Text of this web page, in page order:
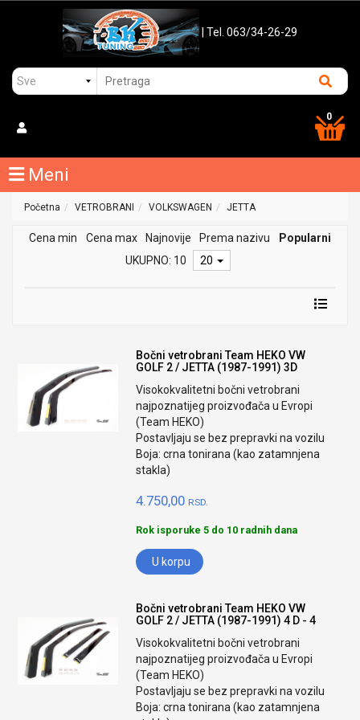
| Tel. 063/34-26-29
0
Meni
Početna VETROBRANI VOLKSWAGEN JETTA
Cena min Cena max Najnovije Prema nazivu
Popularni
UKUPNO: 10
20
Bočni vetrobrani Team HEKO VW
GOLF 2 / JETTA (1987-1991) 3D
Visokokvalitetni bočni vetrobrani
najpoznatijeg proizvođača u Evropi
(Team HEKO)
Postavljaju se bez prepravki na vozilu
Boja: crna tonirana (kao zatamnjena
stakla)
4.750,00 RSD.
Rok isporuke 5 do 10 radnih dana
U korpu
Bočni vetrobrani Team HEKO VW
GOLF 2 / JETTA (1987-1991) 4 D - 4
Visokokvalitetni bočni vetrobrani
najpoznatijeg proizvođača u Evropi
(Team HEKO)
Postavljaju se bez prepravki na vozilu
Boja: crna tonirana (kao zatamnjena